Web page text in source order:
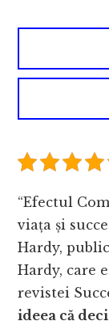
“Efectul
viața și
Hardy,
Hardy, care
revistei
ideea că